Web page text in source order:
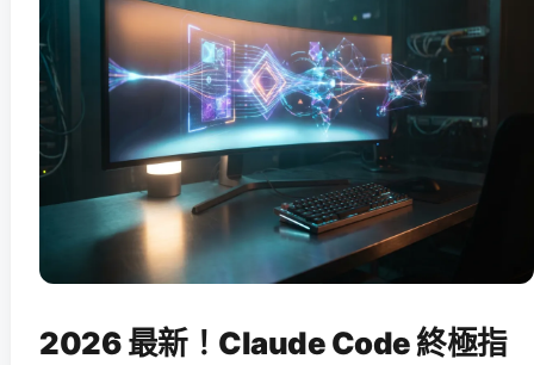
2026 最新！Claude Code 終極指